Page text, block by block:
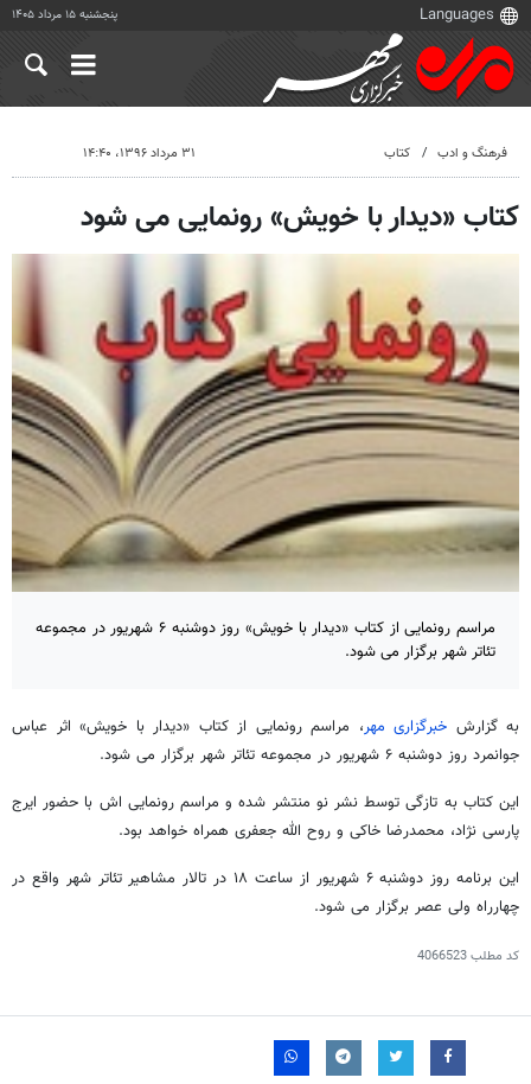
پنجشنبه ۱۵ مرداد ۱۴۰۵
فرهنگ و ادب کتاب ۳۱ مرداد ۱۳۹۶، ۱۴:۴۰
کتاب «دیدار با خویش» رونمایی می شود
مراسم رونمایی از کتاب «دیدار با خویش» روز دوشنبه ۶ شهریور در مجموعه
تئاتر شهر برگزار می شود.
به گزارش خبرگزاری مهر، مراسم رونمایی از کتاب «دیدار با خویش» اثر عباس
جوانمرد روز دوشنبه ۶ شهریور در مجموعه تئاتر شهر برگزار می شود.
این کتاب به تازگی توسط نشر نو منتشر شده و مراسم رونمایی اش با حضور ایرج
پارسی نژاد، محمدرضا خاکی و روح الله جعفری همراه خواهد بود.
این برنامه روز دوشنبه ۶ شهریور از ساعت ۱۸ در تالار مشاهیر تئاتر شهر واقع در
چهارراه ولی عصر برگزار می شود.
کد مطلب4066523